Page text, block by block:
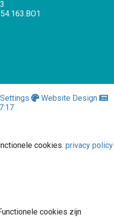
Settings
Website Design
cookies. privacy policy
cookies zijn